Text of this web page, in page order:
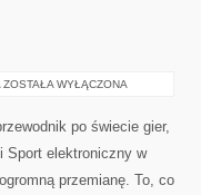
AKTUALNOŚCI
ZOSTAŁA WYŁĄCZONA
po świecie gier,
Sport elektroniczny w
przemianę. To, co